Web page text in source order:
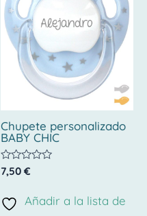
Chupete personalizado
BABY CHIC
Valorado
con
de
5
7,50 €
Añadir a la lista de